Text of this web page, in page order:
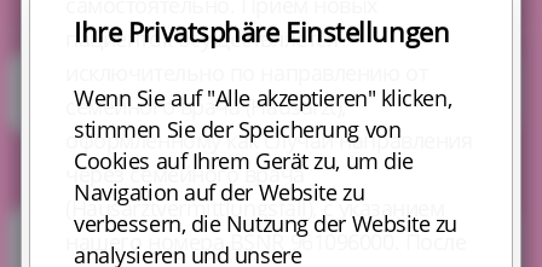
пациенток осуществляется
семейного врача (Hausarzt),
оформленному как случай направления
через семейного врача
(Hausarztvermittlungsfall), с указанием
нашего номера BSNR 961096000. После
Neue Patientinnen
Stammpatientinnen
Ihre Privatsphäre Einstellungen
Wenn Sie auf "Alle akzeptieren" klicken,
stimmen Sie der Speicherung von
Cookies auf Ihrem Gerät zu, um die
Navigation auf der Website zu
verbessern, die Nutzung der Website zu
analysieren und unsere